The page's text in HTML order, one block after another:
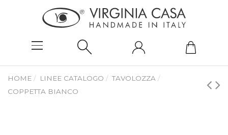
HOME LINEE CATALOGO
TAVOLOZZA
COPPETTA BIANCO